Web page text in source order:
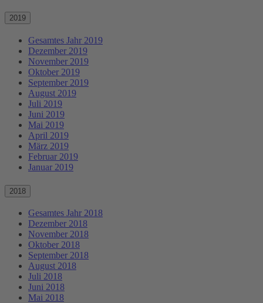
2019
Gesamtes Jahr 2019
Dezember 2019
November 2019
Oktober 2019
September 2019
August 2019
Juli 2019
Juni 2019
Mai 2019
April 2019
März 2019
Februar 2019
Januar 2019
2018
Gesamtes Jahr 2018
Dezember 2018
November 2018
Oktober 2018
September 2018
August 2018
Juli 2018
Juni 2018
Mai 2018